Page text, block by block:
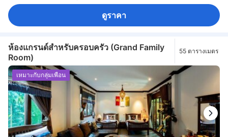
ดูราคา
ห้องแกรนด์สำหรับครอบครัว (Grand Family
Room)
55 ตารางเมตร
เหมาะกับกลุ่มเพื่อน